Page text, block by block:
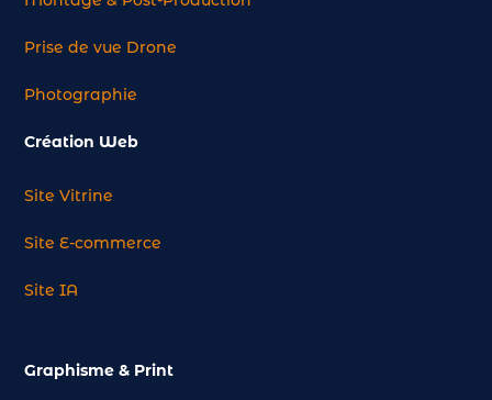
Prise de vue Drone
Photographie
Création Web
Site Vitrine
Site E-commerce
Site IA
Graphisme & Print